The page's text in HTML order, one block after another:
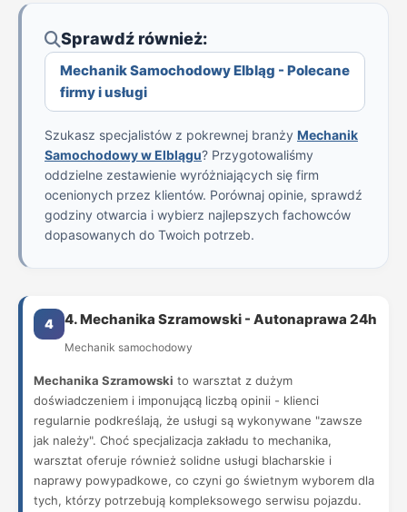
Sprawdź również:
Mechanik Samochodowy Elbląg - Polecane
firmy i usługi
Szukasz specjalistów z pokrewnej branży Mechanik
Samochodowy w Elblągu? Przygotowaliśmy
oddzielne zestawienie wyróżniających się firm
ocenionych przez klientów. Porównaj opinie, sprawdź
godziny otwarcia i wybierz najlepszych fachowców
dopasowanych do Twoich potrzeb.
4 4. Mechanika Szramowski - Autonaprawa 24h
Mechanik samochodowy
Mechanika Szramowski to warsztat z dużym
doświadczeniem i imponującą liczbą opinii - klienci
regularnie podkreślają, że usługi są wykonywane "zawsze
jak należy". Choć specjalizacja zakładu to mechanika,
warsztat oferuje również solidne usługi blacharskie i
naprawy powypadkowe, co czyni go świetnym wyborem dla
tych, którzy potrzebują kompleksowego serwisu pojazdu.